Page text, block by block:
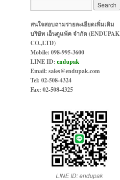
สนใจสอบถามรายละเอียดเพิ่มเติม
บริษัท เอ็นดูแพ้ค จำกัด (ENDUPAK
CO.,LTD)
Mobile: 098-995-3600
LINE ID: endupak
Email: sales@endupak.com
Tel: 02-508-4324
Fax: 02-508-4325
LINE ID: endupak